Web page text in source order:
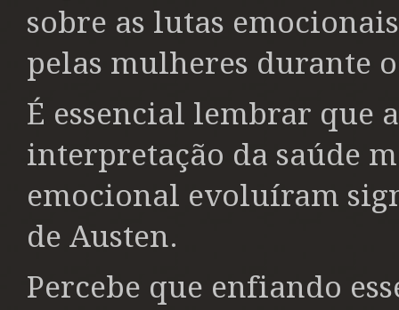
sobre as lutas
pelas mulheres durante
É essencial lembrar que
interpretação da saúde
emocional evoluíram
de Austen.
Percebe que enfiando